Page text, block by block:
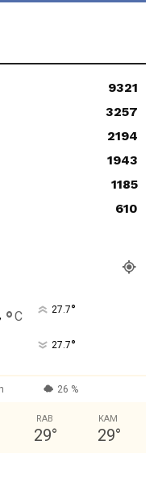
9321
3257
2194
1943
1185
610
°C 27.7°
27.7°
26 %
RAB
29°
KAM
29°